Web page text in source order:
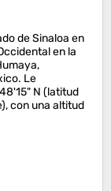
de Sinaloa en
en la
Le
N (latitud
con una altitud